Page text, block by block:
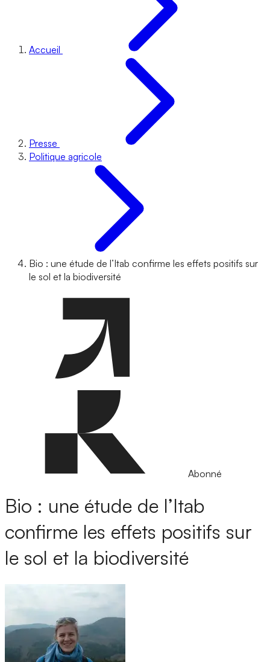
Accueil
Presse
Politique agricole
Bio : une étude de l’Itab confirme les effets positifs sur
le sol et la biodiversité
Abonné
Bio : une étude de l’Itab
confirme les effets positifs sur
le sol et la biodiversité